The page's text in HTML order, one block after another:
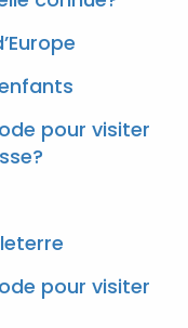
pour visiter
pour visiter